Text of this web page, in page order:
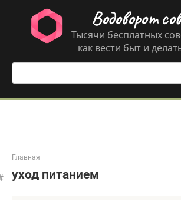
контенту
Водоворот
Тысячи бесплатных
как вести быт и
Поиск:
Главная
уход питанием